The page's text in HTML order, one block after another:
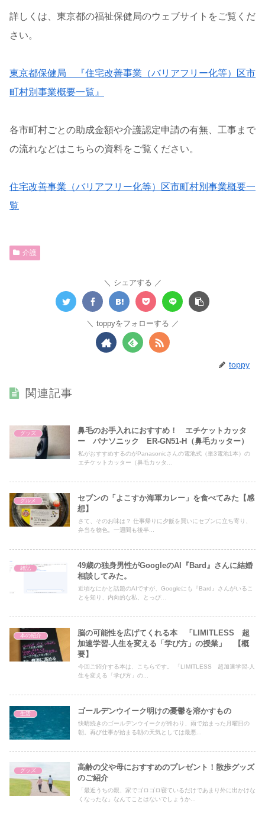
詳しくは、東京都の福祉保健局のウェブサイトをご覧くだ
さい。
東京都保健局 『住宅改善事業（バリアフリー化等）区市
町村別事業概要一覧』
各市町村ごとの助成金額や介護認定申請の有無、工事まで
の流れなどはこちらの資料をご覧ください。
住宅改善事業（バリアフリー化等）区市町村別事業概要一
覧
介護
シェアする
toppyをフォローする
toppy
関連記事
グッズ
鼻毛のお手入れにおすすめ！ エチケットカッタ
ー パナソニック ER-GN51-H（鼻毛カッター）
私がおすすめするのがPanasonicさんの電池式（単3電池1本）の
エチケットカッター（鼻毛カッタ...
グルメ
セブンの「よこすか海軍カレー」を食べてみた【感
想】
さて、そのお味は？ 仕事帰りに夕飯を買いにセブンに立ち寄り、
弁当を物色。一週間も後半...
雑記
49歳の独身男性がGoogleのAI『Bard』さんに結婚
相談してみた。
近頃なにかと話題のAIですが、Googleにも『Bard』さんがいるこ
とを知り、内向的な私、とっぴ...
本の紹介
脳の可能性を広げてくれる本 「LIMITLESS 超
加速学習-人生を変える「学び方」の授業」 【概
要】
今回ご紹介する本は、こちらです。 「LIMITLESS 超加速学習-人
生を変える「学び方」の...
生活 ゴールデンウイーク明けの憂鬱を溶かすもの
快晴続きのゴールデンウイークが終わり、雨で始まった月曜日の
朝。再び仕事が始まる朝の天気としては最悪...
グッズ
高齢の父や母におすすめのプレゼント！散歩グッズ
のご紹介
「最近うちの親、家でゴロゴロ寝ているだけであまり外に出かけな
くなったな」なんてことはないでしょうか...